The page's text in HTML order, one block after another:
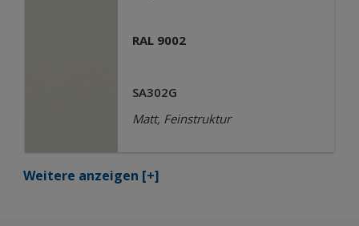
RAL 9002
SA302G
Matt, Feinstruktur
Weitere anzeigen [+]